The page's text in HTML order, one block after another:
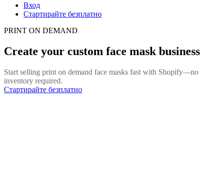
Вход
Стартирайте безплатно
PRINT ON DEMAND
Create your custom face mask business
Start selling print on demand face masks fast with Shopify—no
inventory required.
Стартирайте безплатно